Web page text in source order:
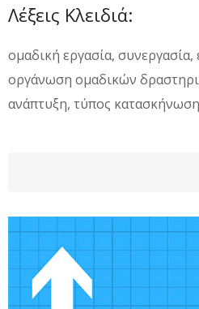
Λέξεις Κλειδιά:
ομαδική εργασία,
οργάνωση ομαδικών
ανάπτυξη, τύπος